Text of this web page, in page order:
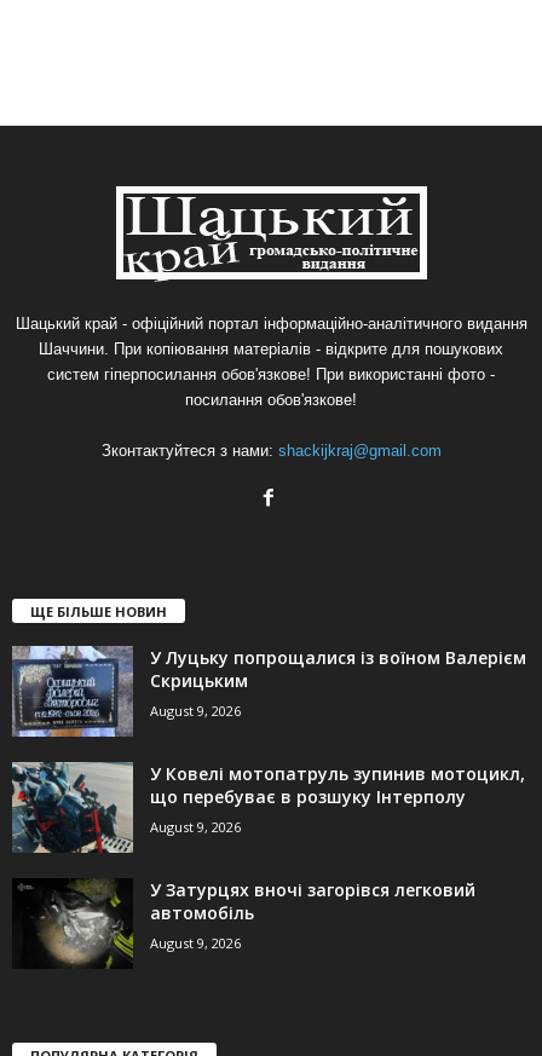
Шацький край - офіційний портал інформаційно-аналітичного видання
Шаччини. При копіювання матеріалів - відкрите для пошукових
систем гіперпосилання обов'язкове! При використанні фото -
посилання обов'язкове!
Зконтактуйтеся з нами: shackijkraj@gmail.com
ЩЕ БІЛЬШЕ НОВИН
У Луцьку попрощалися із воїном Валерієм
Скрицьким
August 9, 2026
У Ковелі мотопатруль зупинив мотоцикл,
що перебуває в розшуку Інтерполу
August 9, 2026
У Затурцях вночі загорівся легковий
автомобіль
August 9, 2026